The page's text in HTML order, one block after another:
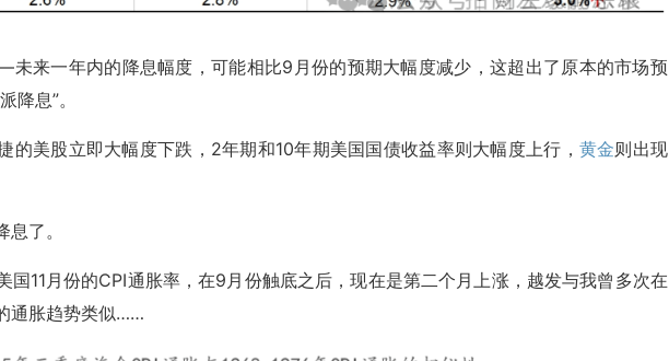
来一年内的降息幅度，可能相比9月份的预期大幅度减少，这超出了原本的市场预
降息”。
的美股立即大幅度下跌，2年期和10年期美国国债收益率则大幅度上行， 黄金则出现
了。
国11月份的CPI通胀率，在9月份触底之后，现在是第二个月上涨，越发与我曾多次在
通胀趋势类似……